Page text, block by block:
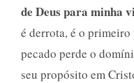
de Deus para minha
é derrota, é o primeiro
pecado perde o
seu propósito em